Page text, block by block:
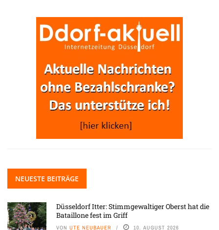
NEUESTE BEITRÄGE
Düsseldorf Itter: Stimmgewaltiger Oberst hat die
Bataillone fest im Griff
VON UTE NEUBAUER 10. AUGUST 2026